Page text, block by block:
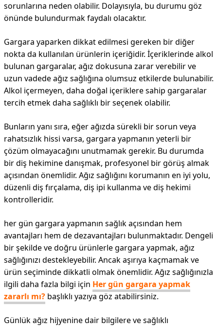
sorunlarına neden olabilir. Dolayısıyla, bu durumu göz
önünde bulundurmak faydalı olacaktır.
Gargara yaparken dikkat edilmesi gereken bir diğer
nokta da kullanılan ürünlerin içeriğidir. İçeriklerinde alkol
bulunan gargaralar, ağız dokusuna zarar verebilir ve
uzun vadede ağız sağlığına olumsuz etkilerde bulunabilir.
Alkol içermeyen, daha doğal içeriklere sahip gargaralar
tercih etmek daha sağlıklı bir seçenek olabilir.
Bunların yanı sıra, eğer ağızda sürekli bir sorun veya
rahatsızlık hissi varsa, gargara yapmanın yeterli bir
çözüm olmayacağını unutmamak gerekir. Bu durumda
bir diş hekimine danışmak, profesyonel bir görüş almak
açısından önemlidir. Ağız sağlığını korumanın en iyi yolu,
düzenli diş fırçalama, diş ipi kullanma ve diş hekimi
kontrolleridir.
her gün gargara yapmanın sağlık açısından hem
avantajları hem de dezavantajları bulunmaktadır. Dengeli
bir şekilde ve doğru ürünlerle gargara yapmak, ağız
sağlığınızı destekleyebilir. Ancak aşırıya kaçmamak ve
ürün seçiminde dikkatli olmak önemlidir. Ağız sağlığınızla
ilgili daha fazla bilgi için Her gün gargara yapmak
zararlı mı? başlıklı yazıya göz atabilirsiniz.
Günlük ağız hijyenine dair bilgilere ve sağlıklı